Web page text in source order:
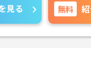
見る 無料